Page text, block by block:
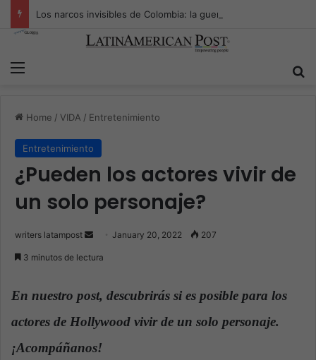
Home / VIDA / Entretenimiento
Entretenimiento
¿Pueden los actores vivir de
un solo personaje?
writers latampost
a
n
m
January 20, 2022 207
3 minutos de lectura
En nuestro post, descubrirás si es posible para los
actores de Hollywood vivir de un solo personaje.
¡Acompáñanos!